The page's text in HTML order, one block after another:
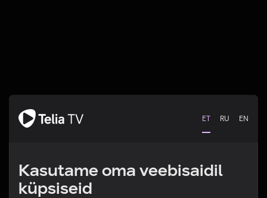
ET RU EN
Kasutame oma veebisaidil
küpsiseid